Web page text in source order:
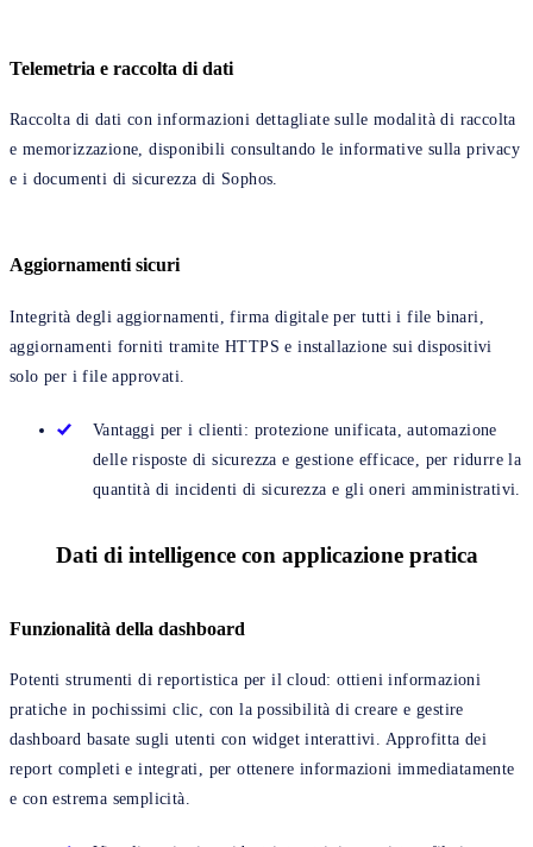
Telemetria e raccolta di dati
Raccolta di dati con informazioni dettagliate sulle modalità di raccolta
e memorizzazione, disponibili consultando le informative sulla privacy
e i documenti di sicurezza di Sophos.
Aggiornamenti sicuri
Integrità degli aggiornamenti, firma digitale per tutti i file binari,
aggiornamenti forniti tramite HTTPS e installazione sui dispositivi
solo per i file approvati.
Vantaggi per i clienti: protezione unificata, automazione
delle risposte di sicurezza e gestione efficace, per ridurre la
quantità di incidenti di sicurezza e gli oneri amministrativi.
Dati di intelligence con applicazione pratica
Funzionalità della dashboard
Potenti strumenti di reportistica per il cloud: ottieni informazioni
pratiche in pochissimi clic, con la possibilità di creare e gestire
dashboard basate sugli utenti con widget interattivi. Approfitta dei
report completi e integrati, per ottenere informazioni immediatamente
e con estrema semplicità.